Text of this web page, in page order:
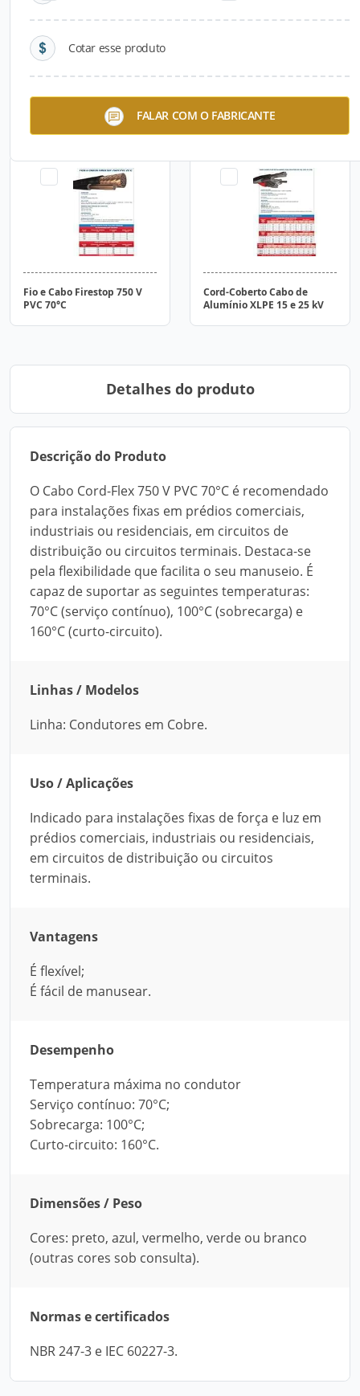
Cotar esse produto
FALAR COM O FABRICANTE
Cabo Heprocord Flex 1 kV
Nu
Fio e Cabo Firestop 750 V
PVC 70°C
Cord-Coberto Cabo de
Alumínio XLPE 15 e 25 kV
Detalhes do produto
Descrição do Produto
O Cabo Cord-Flex 750 V PVC 70°C é recomendado
para instalações fixas em prédios comerciais,
industriais ou residenciais, em circuitos de
distribuição ou circuitos terminais. Destaca-se
pela flexibilidade que facilita o seu manuseio. É
capaz de suportar as seguintes temperaturas:
70°C (serviço contínuo), 100°C (sobrecarga) e
160°C (curto-circuito).
Linhas / Modelos
Linha: Condutores em Cobre.
Uso / Aplicações
Indicado para instalações fixas de força e luz em
prédios comerciais, industriais ou residenciais,
em circuitos de distribuição ou circuitos
terminais.
Vantagens
É flexível;
É fácil de manusear.
Desempenho
Temperatura máxima no condutor
Serviço contínuo: 70°C;
Sobrecarga: 100°C;
Curto-circuito: 160°C.
Dimensões / Peso
Cores: preto, azul, vermelho, verde ou branco
(outras cores sob consulta).
Normas e certificados
NBR 247-3 e IEC 60227-3.